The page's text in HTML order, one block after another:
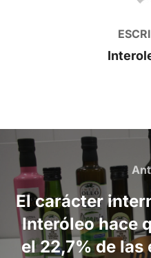
Navegación
de
entradas
El carácter
Interóleo hace
el 22,7% de